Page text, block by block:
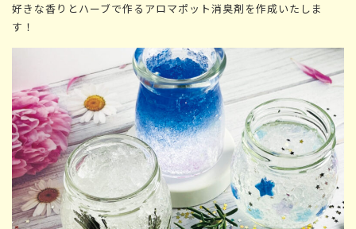
好きな香りとハーブで作るアロマポット消臭剤を作成いたしま
す！